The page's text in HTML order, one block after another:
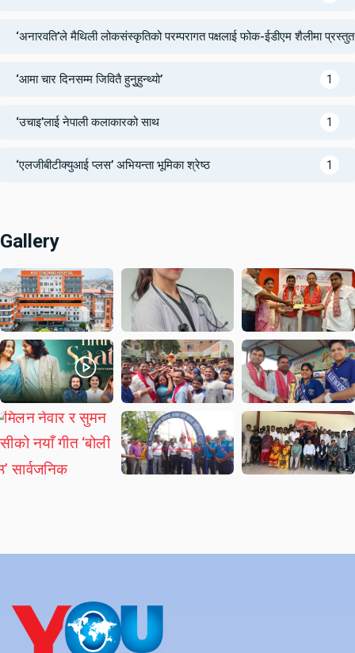
‘अनारवति’ले मैथिली लोकसंस्कृतिको परम्परागत पक्षलाई फोक-ईडीएम शैलीमा
‘आमा चार दिनसम्म जिवितै हुनुुहुन्थ्यो’ 1
‘उचाइ’लाई नेपाली कलाकारको साथ 1
‘एलजीबीटीक्युआई प्लस’ अभियन्ता भूमिका श्रेष्ठ 1
Gallery